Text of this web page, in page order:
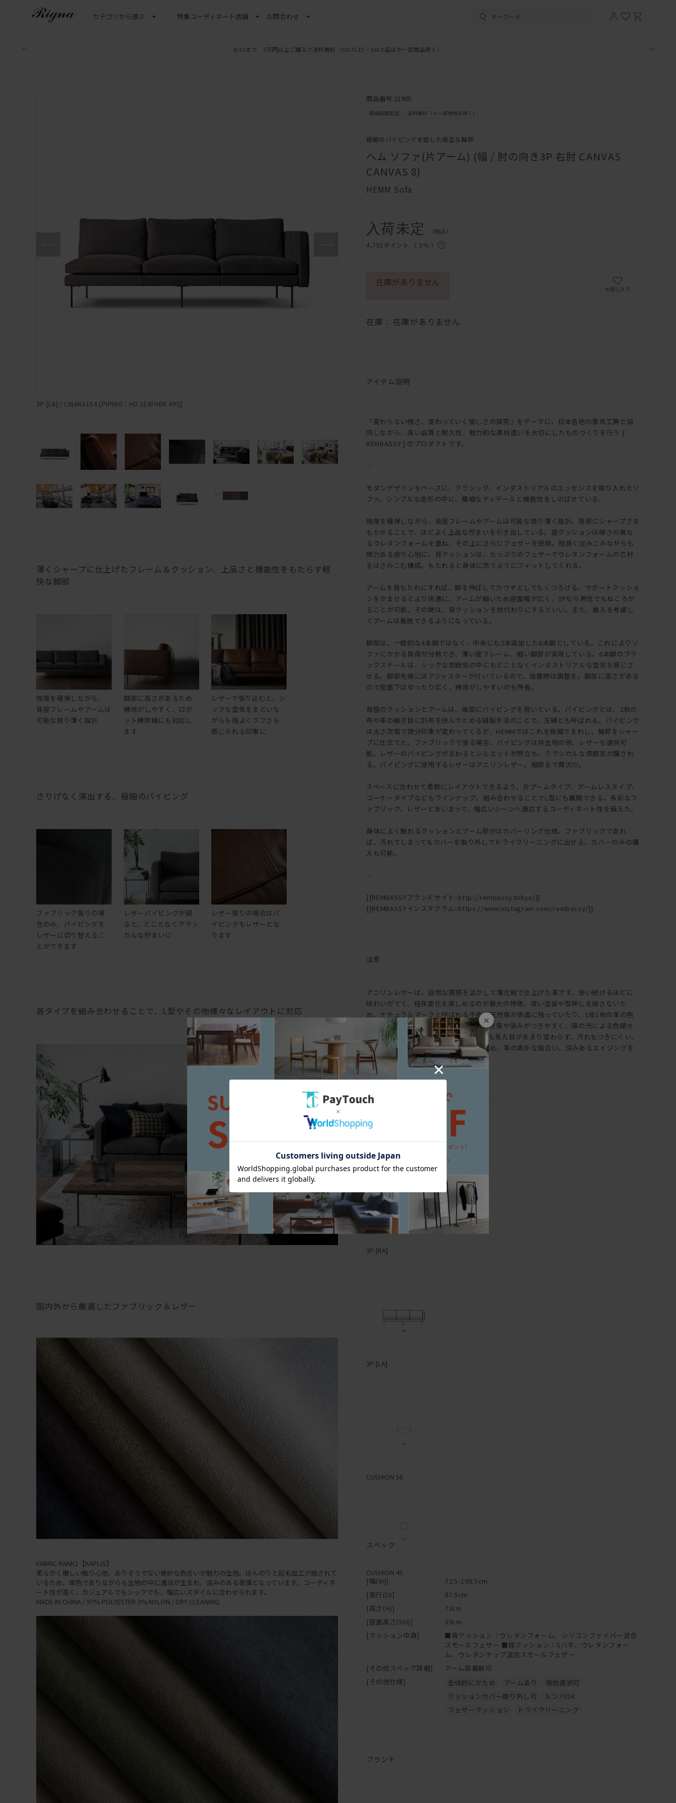
カテゴリから選ぶ 特集コーディネート店舗 お問合わせ
×
8/31まで 2万円以上ご購入で送料無料 （OUTLET・SALE品ほか一部商品除く）
3P [LA] / LINARA154 [PIPING：HO LEATHER 495]
薄くシャープに仕上げたフレーム＆クッション、上品さと機能性をもたらす軽
快な脚部
強度を確保しながら、
背座フレームやアームは
可能な限り薄く設計
脚部に高さがあるため
掃除がしやすく、ロボ
ット掃除機にも対応し
ます
レザーで張り込むと、シ
ックな空気をまといな
がらも程よくラフさも
感じられる印象に
さりげなく演出する、極細のパイピング
ファブリック張りの場
合のみ、パイピングを
レザーに切り替えるこ
とができます
レザーパイピングが廻
ると、どことなくクラシ
カルな佇まいに
レザー張りの場合はパ
イピングもレザーとな
ります
各タイプを組み合わせることで、L型やその他様々なレイアウトに対応
国内外から厳選したファブリック＆レザー
FABRIC RANK1【KAPLIS】
柔らかく優しい触り心地、ありそうでない絶妙な色合いが魅力の生地。ほんのりと起毛加工が施されて
いるため、単色でありながらも生地の中に濃淡が生まれ、深みのある表情となっています。コーディネ
ート性が高く、カジュアルでもシックでも、幅広いスタイルに合わせられます。
MADE IN CHINA / 97% POLYESTER 3% NYLON / DRY CLEANING
商品番号 21905
極細のパイピングを廻した端正な輪郭
ヘム ソファ(片アーム) (幅 / 肘の向き3P 右肘 CANVAS
CANVAS 8)
HEMM Sofa
入荷未定 （税込）
4,701ポイント （ 1％ ）
在庫： 在庫がありません
在庫がありません
お気に入り
アイテム説明
「変わらない強さ、変わっていく愉しさの探究」をテーマに、日本各地の家具工房と協
同しながら、高い品質と耐久性、魅力的な素材遣いを大切にしたものづくりを行う [
REMBASSY ] のプロダクトです。
モダンデザインをベースに、クラシック、インダストリアルのエッセンスを取り入れたソ
ファ。シンプルな造形の中に、繊細なディテールと機能性をしのばせている。
強度を確保しながら、背座フレームやアームは可能な限り薄く設計。各部にシャープさを
もたせることで、ほどよく上品な佇まいを引き出している。座クッションは硬さの異な
るウレタンフォームを重ね、その上にさらにフェザーを使用。程良く沈みこみながらも
弾力ある座り心地に。背クッションは、たっぷりのフェザーでウレタンフォームの芯材
をはさみこむ構成。もたれると身体に添うようにフィットしてくれる。
アームを背もたれにすれば、脚を伸ばしてカウチとしてもくつろげる。サポートクッショ
ンをかませるとより快適に。アームが細いため座面幅が広く、3Pなら男性でもねころが
ることが可能。その時は、背クッションを枕代わりにするといい。また、搬入を考慮し
てアームは着脱できるようになっている。
脚部は、一般的な4本脚ではなく、中央にも2本追加した6本脚としている。これによりソ
ファにかかる負荷が分散でき、薄い座フレーム、細い脚部が実現している。6本脚のブラ
ックスチールは、シックな雰囲気の中にもどことなくインダストリアルな空気を感じさ
せる。脚部先端にはアジャスターが付いているので、設置時は調整を。脚部に高さがある
ので座面下はゆったり広く、掃除がしやすいのも特長。
背座のクッションとアームは、端部にパイピングを用いている。パイピングとは、2枚の
布や革の継ぎ目に別布を挟んでとめる縫製手法のことで、玉縁とも呼ばれる。パイピング
は太さ次第で随分印象が変わってくるが、HEMMではこれを極細でまわし、輪郭をシャー
プに仕立てた。ファブリックで張る場合、パイピングは共生地の他、レザーも選択可
能。レザーのパイピングがまわるとシルエットが際立ち、クラシカルな雰囲気が醸され
る。パイピングに使用するレザーはアニリンレザー。細部まで贅沢だ。
スペースに合わせて柔軟にレイアウトできるよう、片アームタイプ、アームレスタイプ、
コーナータイプなどもラインナップ。組み合わせることでL型にも展開できる。多彩なフ
ァブリック、レザーとあいまって、幅広いシーンへ適応するコーディネート性を備えた。
身体によく触れるクッションとアーム部分はカバーリング仕様。ファブリックであれ
ば、汚れてしまってもカバーを取り外してドライクリーニングに出せる。カバーのみの購
入も可能。
[[REMBASSYブランドサイト::http://rembassy.tokyo/]]
[[REMBASSYインスタグラム::https://www.instagram.com/rembassy/]]
注意
アニリンレザーは、自然な質感を活かして薄化粧で仕上げた革です。使い続けるほどに
味わいがでて、経年変化を楽しめるのが最大の特徴。厚い塗装や型押しを施さないた
め、ナチュラルマークと呼ばれる牛皮の天然傷が表面に残っていたり、1枚1枚の革の色
味にバラつきがあります。また、ひっかき傷や染みがつきやすく、陽の光による色褪せ
も生じます。均一な表面で、使い続けても見た目があまり変わらず、汚れもつきにくい、
というような一般的な革とは全く違うため、革の素朴な風合い、深みあるエイジングを
求める方におすすめです。
三面図
3P [RA]
3P [LA]
CUSHION 56
CUSHION 45
スペック
[幅(W)]
72.5-198.5cm
[奥行(D)]
87.5cm
[高さ(H)]
73cm
[座面高さ(SH)]
39cm
[クッション中身]
■背クッション：ウレタンフォーム、シリコンファイバー混合
スモールフェザー ■座クッション：Sバネ、ウレタンフォー
ム、ウレタンチップ混合スモールフェザー
[その他スペック詳細]
アーム部着脱可
[その他仕様]
全体的にかため アームあり
張地選択可
クッションカバー取り外し可
ルンバOK
フェザークッション
ドライクリーニング
ブランド